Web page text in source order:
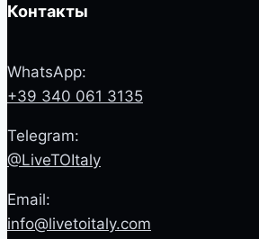
Контакты
WhatsApp:
+39 340 061 3135
Telegram:
@LiveTOItaly
Email:
info@livetoitaly.com